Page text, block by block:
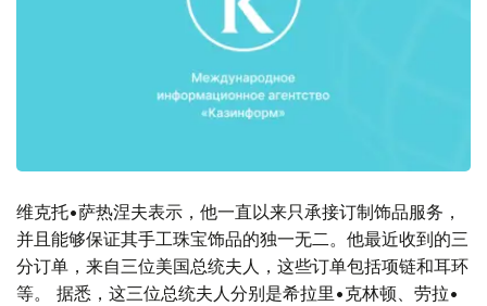
维克托•萨热涅夫表示，他一直以来只承接订制饰品服务，
并且能够保证其手工珠宝饰品的独一无二。他最近收到的三
分订单，来自三位美国总统夫人，这些订单包括项链和耳环
等。 据悉，这三位总统夫人分别是希拉里•克林顿、劳拉•